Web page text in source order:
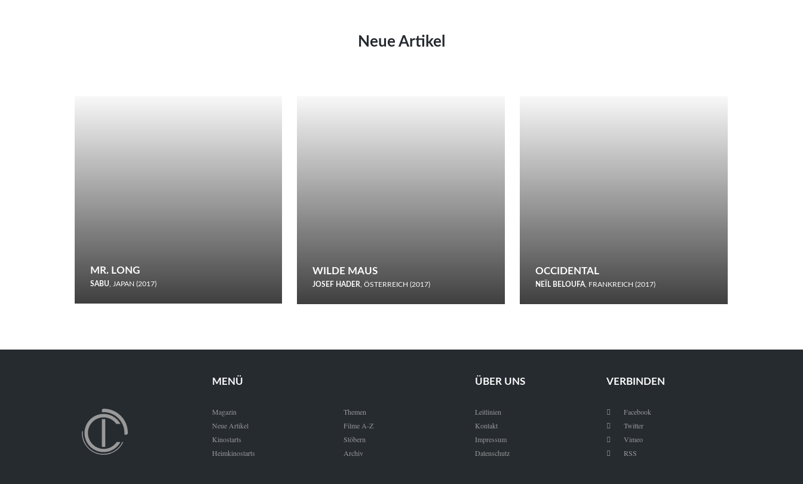
Neue Artikel
MR. LONG
SABU, JAPAN (2017)
den Wettbewerb.
WILDE MAUS
JOSEF HADER, ÖSTERREICH (2017)
Schnee.
OCCIDENTAL
NEÏL BELOUFA, FRANKREICH (2017)
MENÜ
Magazin
Neue Artikel
Kinostarts
Heimkinostarts
Themen
Filme A-Z
Stöbern
Archiv
ÜBER UNS
Leitlinien
Kontakt
Impressum
Datenschutz
VERBINDEN
 Facebook
 Twitter
 Vimeo
 RSS